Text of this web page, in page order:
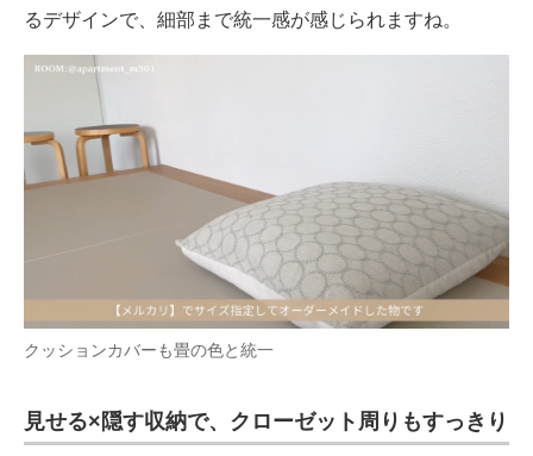
るデザインで、細部まで統一感が感じられますね。
クッションカバーも畳の色と統一
見せる×隠す収納で、クローゼット周りもすっきり